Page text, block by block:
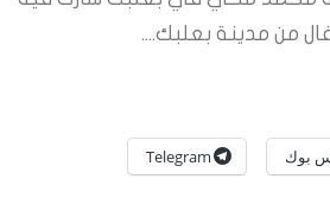
من مدينة بعلبك....
بوك Telegram